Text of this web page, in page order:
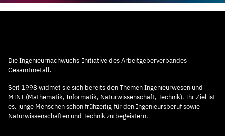
Die Ingenieurnachwuchs-Initiative des Arbeitgeberverbandes
Gesamtmetall.
Seit 1998 widmet sie sich bereits den Themen Ingenieurwesen und
MINT (Mathematik, Informatik, Naturwissenschaft, Technik). Ihr Ziel ist
es, junge Menschen schon frühzeitig für den Ingenieursberuf sowie
Naturwissenschaften und Technik zu begeistern.